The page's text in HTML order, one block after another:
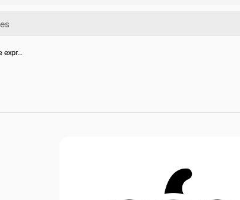
expr…